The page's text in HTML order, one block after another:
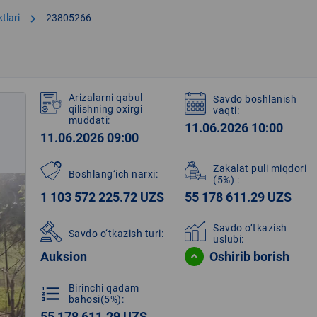
chevron_right 23805266
Arizalarni qabul
qilishning oxirgi
muddati:
11.06.2026 09:00
Savdo boshlanish
vaqti:
11.06.2026 10:00
Boshlang‘ich narxi:
1 103 572 225.72 UZS
Zakalat puli miqdori
(5%) :
55 178 611.29 UZS
Savdo o‘tkazish turi:
Auksion
Savdo o‘tkazish
uslubi:
Oshirib borish
format_list_numbered
Birinchi qadam
bahosi(5%):